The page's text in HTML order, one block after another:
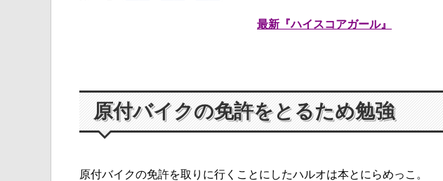
最新『ハイスコアガール』
原付バイクの免許をとるため勉強
原付バイクの免許を取りに行くことにしたハルオは本とにらめっこ。